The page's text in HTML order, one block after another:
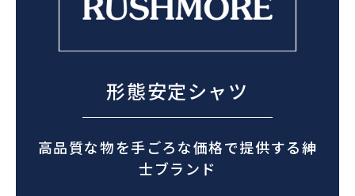
形態安定シャツ
高品質な物を手ごろな価格で提供する紳
士ブランド